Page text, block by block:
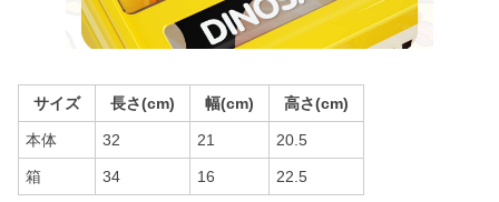
サイズ 長さ(cm) 幅(cm) 高さ(cm)
本体 32 21 20.5
箱 34 16 22.5